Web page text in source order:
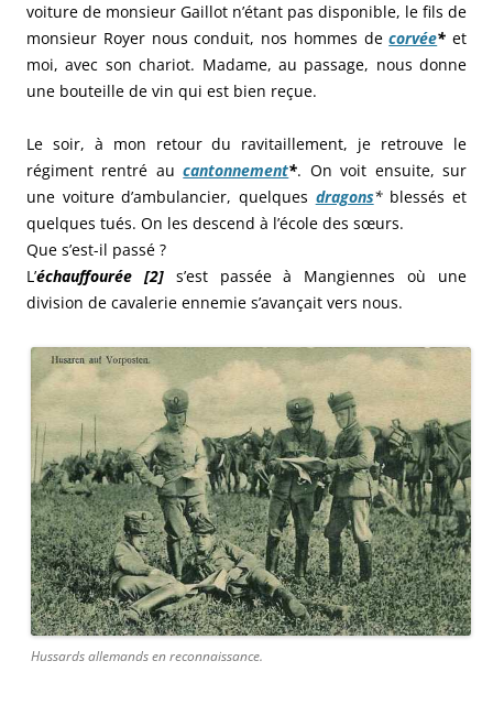
voiture de monsieur Gaillot n’étant pas disponible, le fils de
monsieur Royer nous conduit, nos hommes decorvée* et
moi, avec son chariot. Madame, au passage, nous donne
une bouteille de vin qui est bien reçue.
Le soir, à mon retour du ravitaillement, je retrouve le
régiment rentré aucantonnement*. On voit ensuite, sur
une voiture d’ambulancier, quelques dragons* blessés et
quelques tués. On les descend à l’école des sœurs.
Que s’est-il passé ?
L’échauffourée [2]s’est passée à Mangiennes où une
division de cavalerie ennemie s’avançait vers nous.
Hussards allemands en reconnaissance.